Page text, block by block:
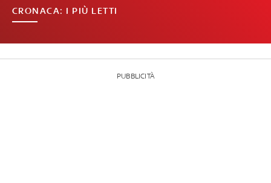
CRONACA: I PIÙ LETTI
PUBBLICITÀ